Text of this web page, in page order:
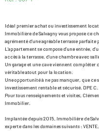
Idéal premier achat ou investissement
Immobilière de Salvagny vous propose ce
agrémenté d’une agréable terrasse parfaite
L’appartement se compose d’une entrée,
accès à la terrasse, d’une chambre avec
Un garage et une cave viennent
véritable atout pour la location.
Une opportunité à ne pas manquer, que
investissement rentable et sécurisé. DPE C.
Pour tous renseignements et visites,
Immobilier.
Implantée depuis 2015, Immobilière de
experte dans les domaines suivants :